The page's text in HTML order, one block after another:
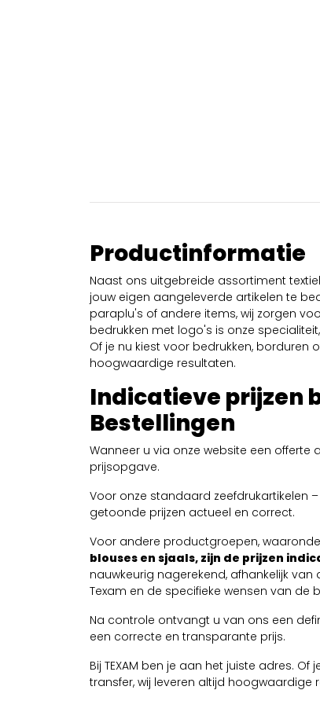
Productinformatie
Naast ons uitgebreide assortiment
jouw eigen aangeleverde artikelen te
paraplu's of andere items, wij zorgen
bedrukken met logo's is onze
Of je nu kiest voor bedrukken, borduren
hoogwaardige resultaten.
Indicatieve prijzen
Bestellingen
Wanneer u via onze website een
prijsopgave.
Voor onze standaard zeefdrukartikelen
getoonde prijzen actueel en correct.
Voor andere productgroepen,
blouses en sjaals, zijn de prijzen
nauwkeurig nagerekend, afhankelijk
Texam en de specifieke wensen van de
Na controle ontvangt u van ons een
een correcte en transparante prijs.
Bij TEXAM ben je aan het juiste adres.
transfer, wij leveren altijd hoogwaardige